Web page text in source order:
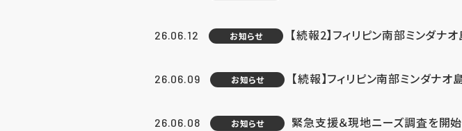
26.06.12 お知らせ 【続報2】フィリピン南部ミンダ
26.06.09 お知らせ 【続報】フィリピン南部ミンダナ
26.06.08 お知らせ 緊急支援＆現地ニーズ調査を開